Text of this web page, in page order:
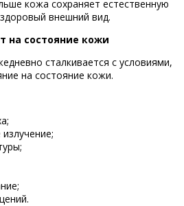
кожа сохраняет естественную
внешний вид.
на состояние кожи
сталкивается с условиями,
на состояние кожи.